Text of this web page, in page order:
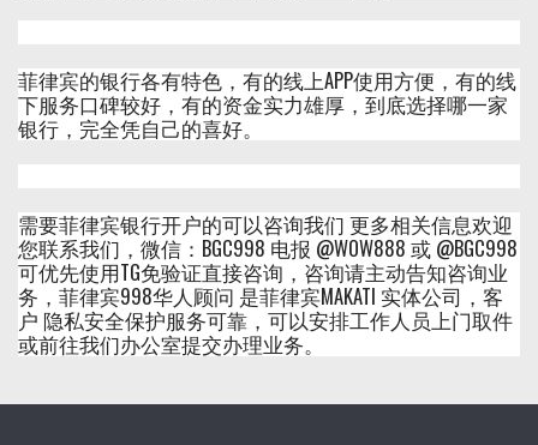
菲律宾的银行各有特色，有的线上APP使用方便，有的线
下服务口碑较好，有的资金实力雄厚，到底选择哪一家
银行，完全凭自己的喜好。
需要菲律宾银行开户的可以咨询我们 更多相关信息欢迎
您联系我们，微信：BGC998 电报 @WOW888 或 @BGC998
可优先使用TG免验证直接咨询，咨询请主动告知咨询业
务，菲律宾998华人顾问 是菲律宾MAKATI 实体公司，客
户 隐私安全保护服务可靠，可以安排工作人员上门取件
或前往我们办公室提交办理业务。